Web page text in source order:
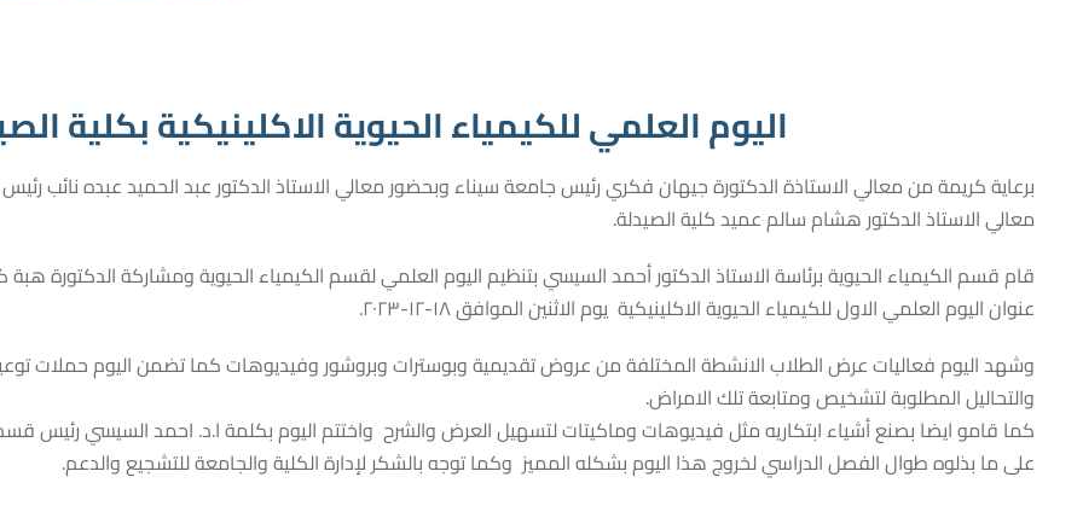
اليوم العلمي للكيمياء الحيوية الاكلينيكية بكلية
برعاية كريمة من معالي الاستاذة الدكتورة جيهان فكري رئيس جامعة سيناء وبحضور معالي الاستاذ الدكتور عبد الحميد عبده نائب
معالي الاستاذ الدكتور هشام سالم عميد كلية الصيدلة.
قام قسم الكيمياء الحيوية برئاسة الاستاذ الدكتور أحمد السيسي بتنظيم اليوم العلمي لقسم الكيمياء الحيوية ومشاركة
عنوان اليوم العلمي الاول للكيمياء الحيويةالاكلينيكية يوم الاثنين الموافق ١٨-١٢-٢٠٢٣.
وشهد اليوم فعاليات عرض الطلاب الانشطة المختلفة من عروض تقديمية وبوسترات وبروشور وفيديوهات كما تضمن اليوم حملات
والتحاليل المطلوبة لتشخيص ومتابعة تلك الامراض.
كما قامو ايضا بصنع أشياء ابتكاريه مثل فيديوهات وماكيتات لتسهيل العرض والشرح واختتم اليوم بكلمة ا.د. احمد السيسي رئيس
على ما بذلوه طوال الفصل الدراسي لخروج هذا اليوم بشكله المميز وكما توجه بالشكر لإدارة الكلية والجامعة للتشجيع والدعم.